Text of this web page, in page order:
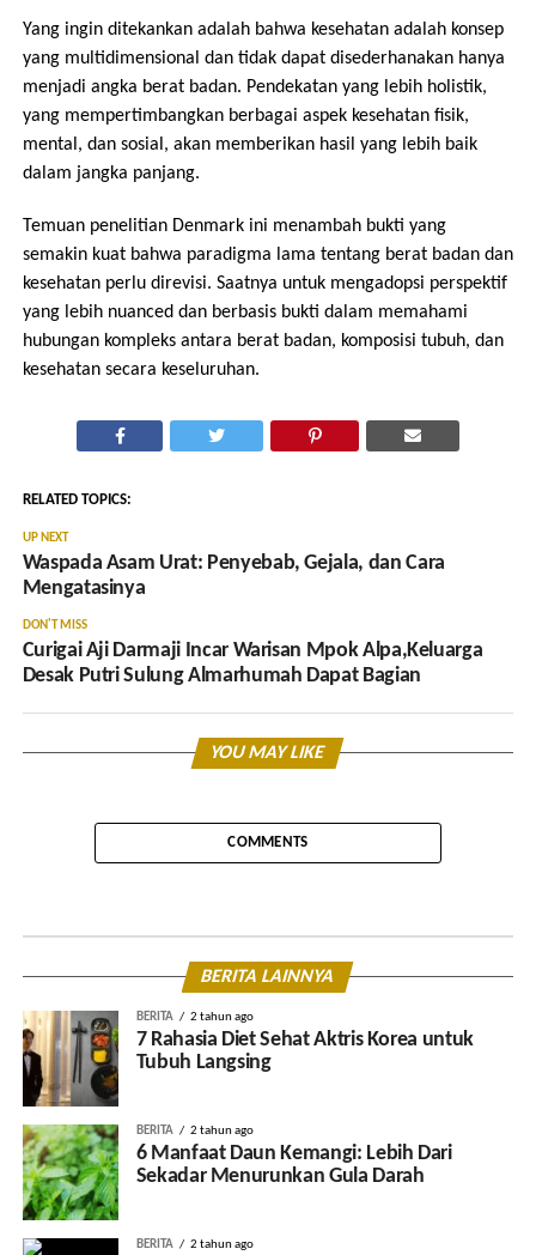
Yang ingin ditekankan adalah bahwa kesehatan adalah konsep
yang multidimensional dan tidak dapat disederhanakan hanya
menjadi angka berat badan. Pendekatan yang lebih holistik,
yang mempertimbangkan berbagai aspek kesehatan fisik,
mental, dan sosial, akan memberikan hasil yang lebih baik
dalam jangka panjang.
Temuan penelitian Denmark ini menambah bukti yang
semakin kuat bahwa paradigma lama tentang berat badan dan
kesehatan perlu direvisi. Saatnya untuk mengadopsi perspektif
yang lebih nuanced dan berbasis bukti dalam memahami
hubungan kompleks antara berat badan, komposisi tubuh, dan
kesehatan secara keseluruhan.
RELATED TOPICS:
UP NEXT
Waspada Asam Urat: Penyebab, Gejala, dan Cara
Mengatasinya
DON'T MISS
Curigai Aji Darmaji Incar Warisan Mpok Alpa,Keluarga
Desak Putri Sulung Almarhumah Dapat Bagian
YOU MAY LIKE
COMMENTS
BERITA LAINNYA
BERITA 2 tahun ago
7 Rahasia Diet Sehat Aktris Korea untuk
Tubuh Langsing
BERITA 2 tahun ago
6 Manfaat Daun Kemangi: Lebih Dari
Sekadar Menurunkan Gula Darah
BERITA 2 tahun ago